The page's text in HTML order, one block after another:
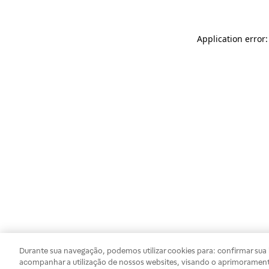
Application
Durante sua navegação, podemos utilizar cookies para: confirmar
acompanhar a utilização de nossos websites, visando o